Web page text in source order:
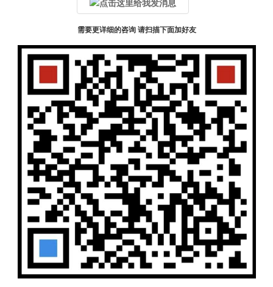
需要更详细的咨询 请扫描下面加好友